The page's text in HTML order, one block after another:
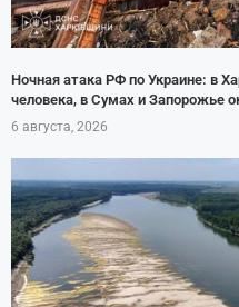
Ночная атака РФ по Украине: в
человека, в Сумах и Запорожье
6 августа, 2026